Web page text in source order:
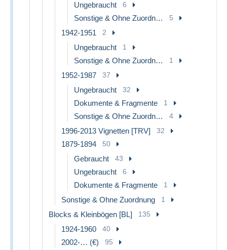
Ungebraucht 6
Sonstige & Ohne Zuordnung 5
1942-1951 2
Ungebraucht 1
Sonstige & Ohne Zuordnung 1
1952-1987 37
Ungebraucht 32
Dokumente & Fragmente 1
Sonstige & Ohne Zuordnung 4
1996-2013 Vignetten [TRV] 32
1879-1894 50
Gebraucht 43
Ungebraucht 6
Dokumente & Fragmente 1
Sonstige & Ohne Zuordnung 1
Blocks & Kleinbögen [BL] 135
1924-1960 40
2002-… (€) 95